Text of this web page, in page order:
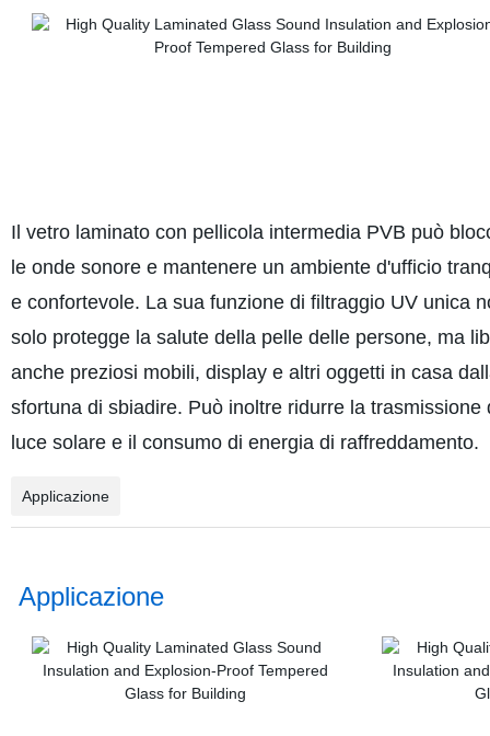
Il vetro laminato con pellicola intermedia PVB può
le onde sonore e mantenere un ambiente d'ufficio
e confortevole. La sua funzione di filtraggio UV unica
solo protegge la salute della pelle delle persone, ma
anche preziosi mobili, display e altri oggetti in casa
sfortuna di sbiadire. Può inoltre ridurre la trasmissione
luce solare e il consumo di energia di raffreddamento.
Applicazione
Applicazione